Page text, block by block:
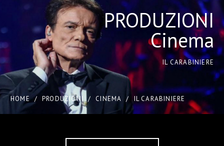
PRODUZIONI
Cinema
IL CARABINIERE
HOME / PRODUZIONI / CINEMA / IL CARABINIERE